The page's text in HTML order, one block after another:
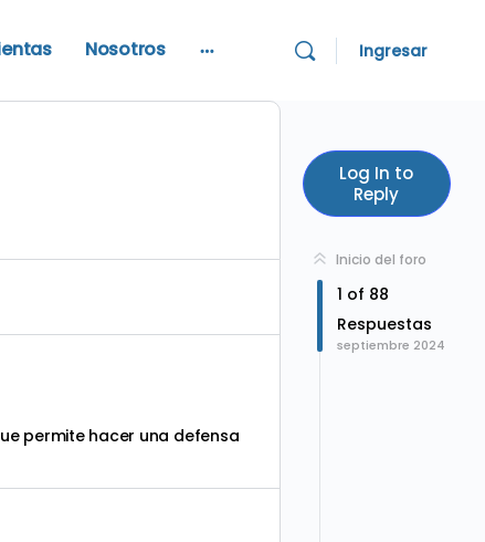
Nosotros Ingresar
permite hacer una defensa
Log In to
Reply
Inicio del foro
1 of 88
Respuestas
septiembre 2024